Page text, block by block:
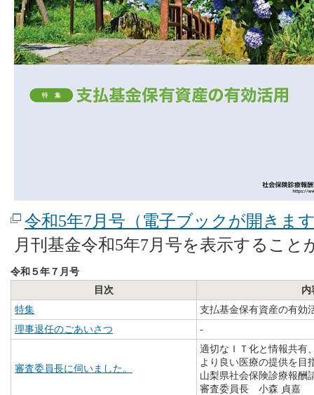
令和5年7月号（電子ブックが開きま
月刊基金令和5年7月号を表示すること
令和５年７月号
目次
内
特集
支払基金保有資産の有効
理事退任のごあいさつ
-
審査委員長に伺いました。
適切なＩＴ化と情報共有
より良い医療の提供を目
山梨県社会保険診療報酬
審査委員長 小森 貞嘉